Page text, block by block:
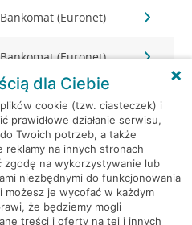
Bankomat (Euronet)
Bankomat (Euronet)
(Euronet)
(Euronet)
Bankomat (Euronet)
1 Bankomat (Euronet)
dla Ciebie
cookie (tzw. ciasteczek) i
prawidłowe działanie serwisu,
Twoich potrzeb, a także
reklamy na innych stronach
na wykorzystywanie lub
niezbędnymi do funkcjonowania
je wycofać w każdym
że będziemy mogli
treści i oferty na tej i innych